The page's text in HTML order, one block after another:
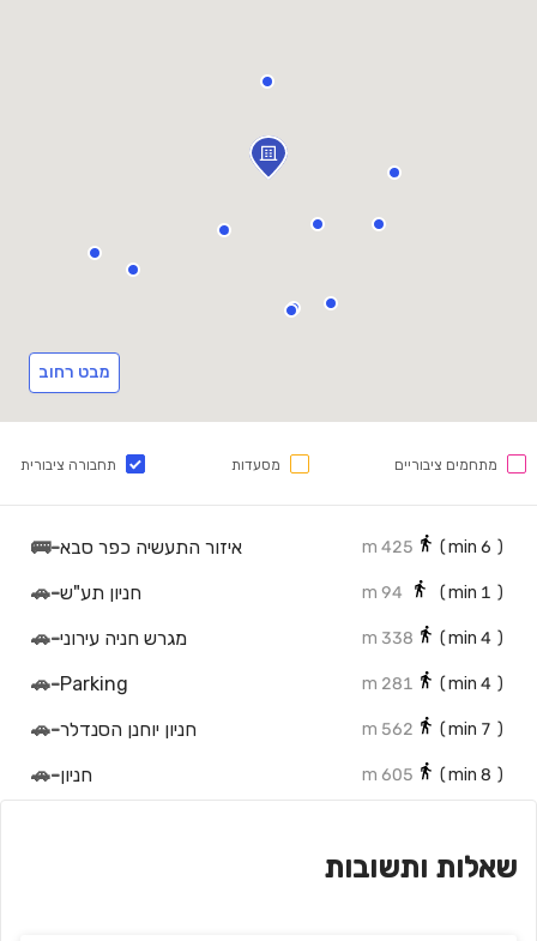
מבט רחוב
מתחמים ציבוריים מסעדות תחבורה ציבורית
(
6
425 m איזור התעשיה כפר סבא-
🚌
(
1
94 m חניון תע"ש-
🚗
(
4
338 m מגרש חניה עירוני-
🚗
(
4
281 m
Parking
-
🚗
(
7
562 m חניון יוחנן הסנדלר-
🚗
(
8
605 m חניון-
🚗
(
9
min)
660 m
שאלות ותשובות